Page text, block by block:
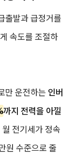
출발과 급정거를
속도를 조절하
만 운전하는 인버
까지 전력을 아낄
전기세가 정속
원 수준으로 줄